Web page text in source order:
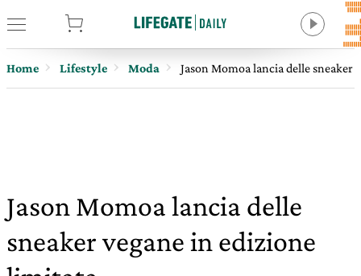
Home Lifestyle Moda Jason Momoa lancia delle sneaker
Jason Momoa lancia delle
sneaker vegane in edizione